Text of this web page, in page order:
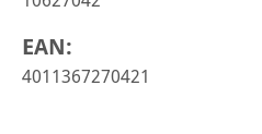
EAN:
4011367270421